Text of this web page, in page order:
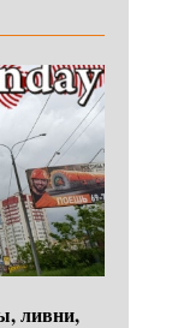
ливни,